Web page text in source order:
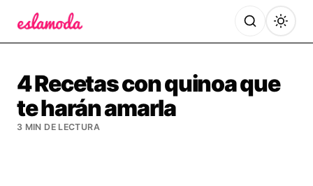
4 Recetas con quinoa que
te harán amarla
3 MIN DE LECTURA